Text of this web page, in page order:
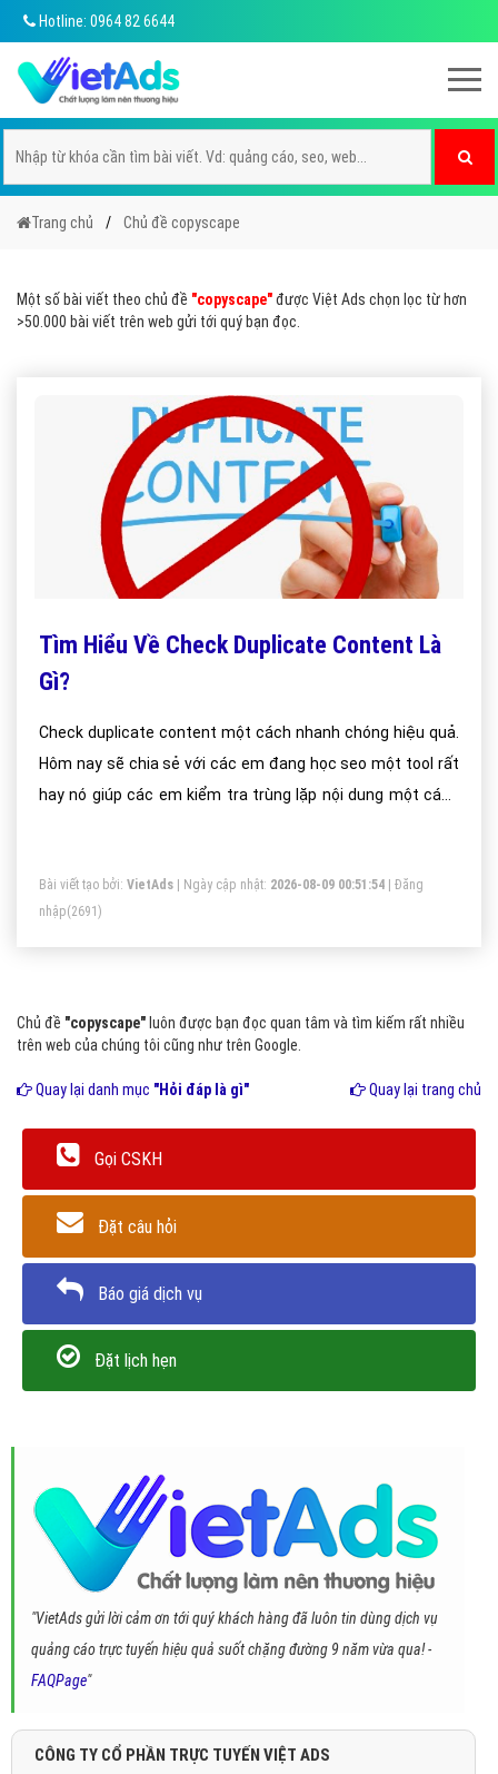
Hotline: 0964 82 6644
Trang chủ Chủ đề copyscape
Một số bài viết theo chủ đề "copyscape"được Việt Ads chọn lọc từ hơn
>50.000 bài viết trên web gửi tới quý bạn đọc.
Tìm Hiểu Về Check Duplicate Content Là
Gì?
Check duplicate content một cách nhanh chóng hiệu quả.
Hôm nay sẽ chia sẻ với các em đang học seo một tool rất
hay nó giúp các em kiểm tra trùng lặp nội dung một cách
Bài viết tạo bởi: VietAds | Ngày cập nhật: 2026-08-09 00:51:54
Đăng
nhập(2691)
Chủ đề "copyscape" luôn được bạn đọc quan tâm và tìm kiếm rất nhiều
trên web của chúng tôi cũng như trên Google.
Quay lại danh mục "Hỏi đáp là gì" Quay lại trang chủ
Gọi CSKH
Đặt câu hỏi
Báo giá dịch vụ
Đặt lịch hẹn
"VietAds gửi lời cảm ơn tới quý khách hàng đã luôn tin dùng dịch vụ
quảng cáo trực tuyến hiệu quả suốt chặng đường 9 năm vừa qua! -
FAQPage"
CÔNG TY CỔ PHẦN TRỰC TUYẾN VIỆT ADS